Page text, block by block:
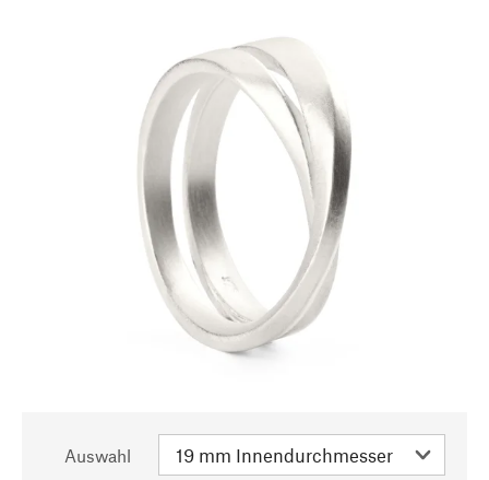
Auswahl